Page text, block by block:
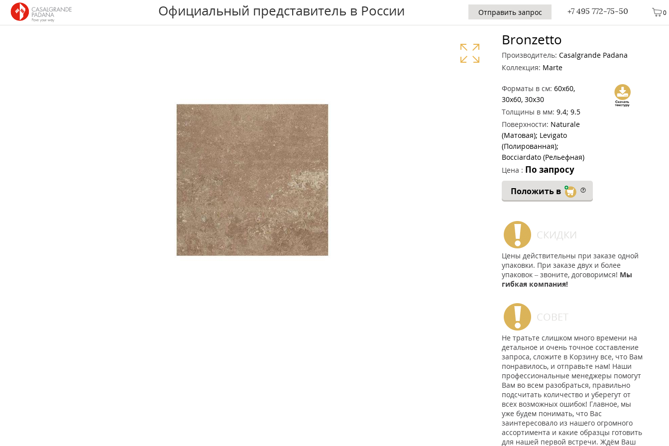
0
Официальный представитель в России +7 495 772-75-50
Отправить запрос
Bronzetto
Производитель: Casalgrande Padana
Коллекция: Marte
Форматы в см: 60x60,
30x60, 30x30
Толщины в мм: 9.4; 9.5
Поверхности: Naturale
(Матовая); Levigato
(Полированная);
Bocciardato (Рельефная)
Цена : По запросу
Положить в
СКИДКИ
Цены действительны при заказе одной
упаковки. При заказе двух и более
упаковок – звоните, договоримся! Мы
гибкая компания!
СОВЕТ
Не тратьте слишком много времени на
детальное и очень точное составление
запроса, сложите в Корзину все, что Вам
понравилось, и отправьте нам! Наши
профессиональные менеджеры помогут
Вам во всем разобраться, правильно
подсчитать количество и уберегут от
всех возможных ошибок! Главное, мы
уже будем понимать, что Вас
заинтересовало из нашего огромного
ассортимента и какие образцы готовить
для нашей первой встречи. Ждём Ваш